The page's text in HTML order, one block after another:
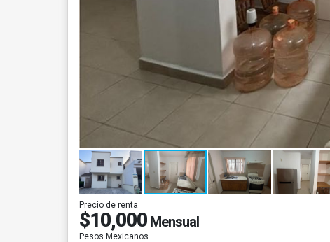
Precio de renta
$10,000 Mensual
Pesos Mexicanos